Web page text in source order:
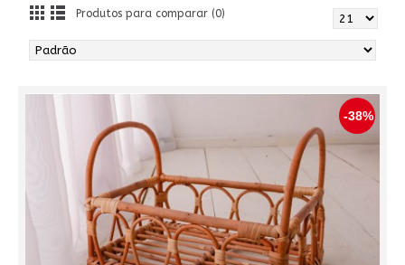
Produtos para comparar (0)
-38%